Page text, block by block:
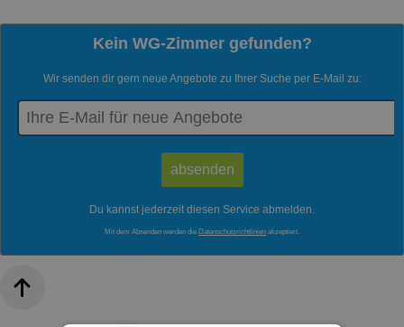
Kein WG-Zimmer gefunden?
Wir senden dir gern neue Angebote zu Ihrer Suche per E-Mail zu:
Du kannst jederzeit diesen Service abmelden.
Mit dem Absenden werden die Datenschutzrichtlinien akzeptiert.